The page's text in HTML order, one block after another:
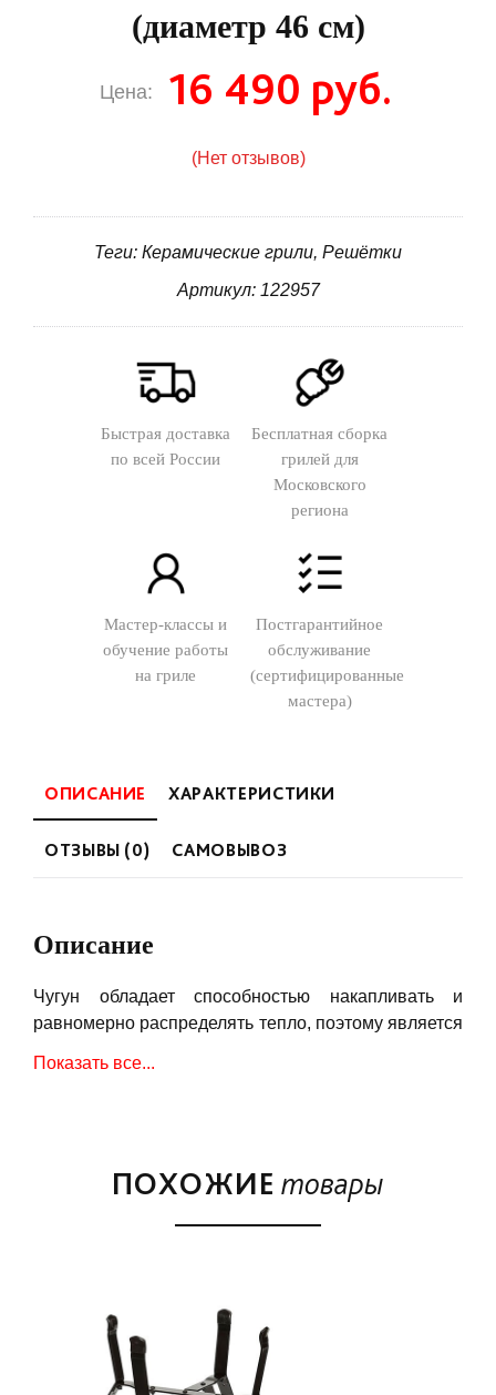
(диаметр 46 см)
Цена: 16 490 руб.
(Нет отзывов)
Теги: Керамические грили, Решётки
Артикул: 122957
Быстрая доставка
по всей России
Бесплатная сборка
грилей для
Московского
региона
Мастер-классы и
обучение работы
на гриле
Постгарантийное
обслуживание
(сертифицированные
мастера)
ОПИСАНИЕ ХАРАКТЕРИСТИКИ
ОТЗЫВЫ (0) САМОВЫВОЗ
Описание
Чугун обладает способностью накапливать и
равномерно распределять тепло, поэтому является
Незаменимый аксессуар для настоящего гриль-
материал, данную решетку рекомендуется снимать
с помощью специального съемника (арт. 117205).
Подходит для керамического гриля Big Green Egg
Показать все...
ПОХОЖИЕ товары